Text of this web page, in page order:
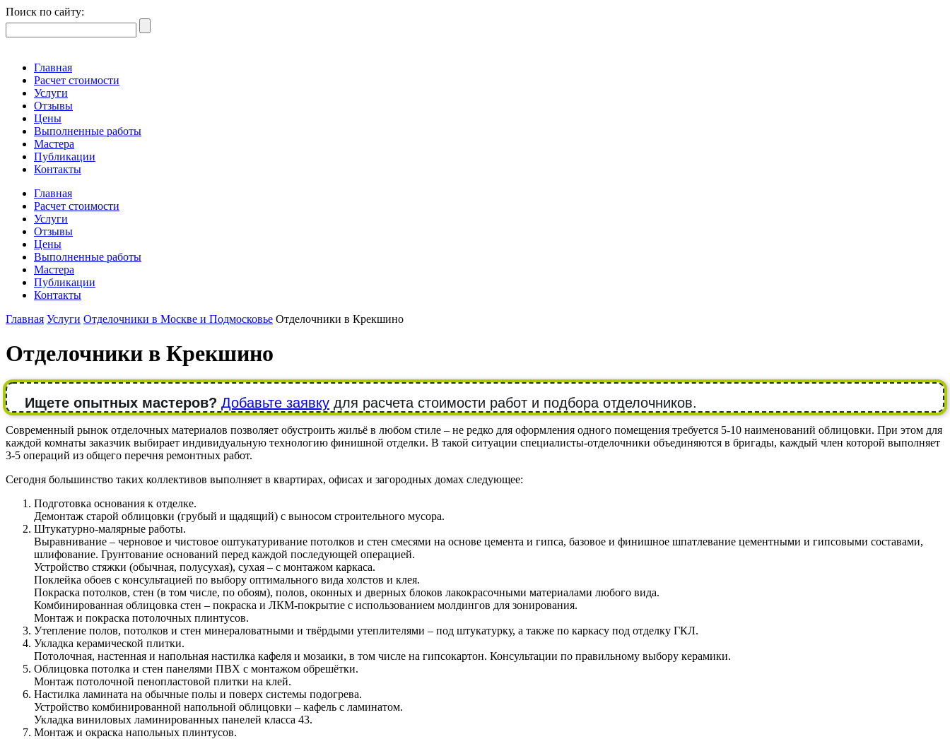
Поиск по сайту:
Главная
Расчет стоимости
Услуги
Отзывы
Цены
Выполненные работы
Мастера
Публикации
Контакты
Главная
Расчет стоимости
Услуги
Отзывы
Цены
Выполненные работы
Мастера
Публикации
Контакты
Главная Услуги Отделочники в Москве и Подмосковье Отделочники в Крекшино
Отделочники в Крекшино
Ищете опытных мастеров? Добавьте заявку для расчета стоимости работ и подбора отделочников.
Современный рынок отделочных материалов позволяет обустроить жильё в любом стиле – не редко для оформления одного помещения требуется 5-10 наименований облицовки. При этом для
каждой комнаты заказчик выбирает индивидуальную технологию финишной отделки. В такой ситуации специалисты-отделочники объединяются в бригады, каждый член которой выполняет
3-5 операций из общего перечня ремонтных работ.
Сегодня большинство таких коллективов выполняет в квартирах, офисах и загородных домах следующее:
Подготовка основания к отделке.
Демонтаж старой облицовки (грубый и щадящий) с выносом строительного мусора.
Штукатурно-малярные работы.
Выравнивание – черновое и чистовое оштукатуривание потолков и стен смесями на основе цемента и гипса, базовое и финишное шпатлевание цементными и гипсовыми составами,
шлифование. Грунтование оснований перед каждой последующей операцией.
Устройство стяжки (обычная, полусухая), сухая – с монтажом каркаса.
Поклейка обоев с консультацией по выбору оптимального вида холстов и клея.
Покраска потолков, стен (в том числе, по обоям), полов, оконных и дверных блоков лакокрасочными материалами любого вида.
Комбинированная облицовка стен – покраска и ЛКМ-покрытие с использованием молдингов для зонирования.
Монтаж и покраска потолочных плинтусов.
Утепление полов, потолков и стен минераловатными и твёрдыми утеплителями – под штукатурку, а также по каркасу под отделку ГКЛ.
Укладка керамической плитки.
Потолочная, настенная и напольная настилка кафеля и мозаики, в том числе на гипсокартон. Консультации по правильному выбору керамики.
Облицовка потолка и стен панелями ПВХ с монтажом обрешётки.
Монтаж потолочной пенопластовой плитки на клей.
Настилка ламината на обычные полы и поверх системы подогрева.
Устройство комбинированной напольной облицовки – кафель с ламинатом.
Укладка виниловых ламинированных панелей класса 43.
Монтаж и окраска напольных плинтусов.